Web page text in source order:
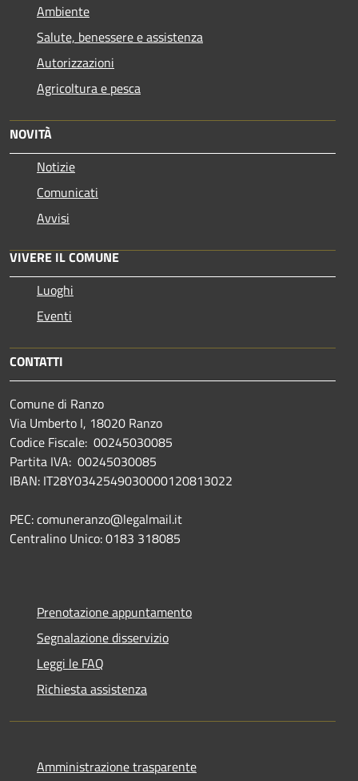
Ambiente
Salute, benessere e assistenza
Autorizzazioni
Agricoltura e pesca
NOVITÀ
Notizie
Comunicati
Avvisi
VIVERE IL COMUNE
Luoghi
Eventi
CONTATTI
Comune di Ranzo
Via Umberto I, 18020 Ranzo
Codice Fiscale: 00245030085
Partita IVA: 00245030085
IBAN: IT28Y0342549030000120813022
PEC: comuneranzo@legalmail.it
Centralino Unico: 0183 318085
Prenotazione appuntamento
Segnalazione disservizio
Leggi le FAQ
Richiesta assistenza
Amministrazione trasparente